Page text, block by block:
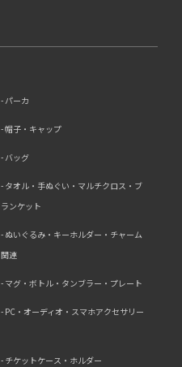
パーカ
帽子・キャップ
バッグ
タオル・手ぬぐい・マルチクロス・ブ
ランケット
ぬいぐるみ・キーホルダー・チャーム
関連
マグ・ボトル・タンブラー・プレート
PC・オーディオ・スマホアクセサリー
チケットケース・ホルダー